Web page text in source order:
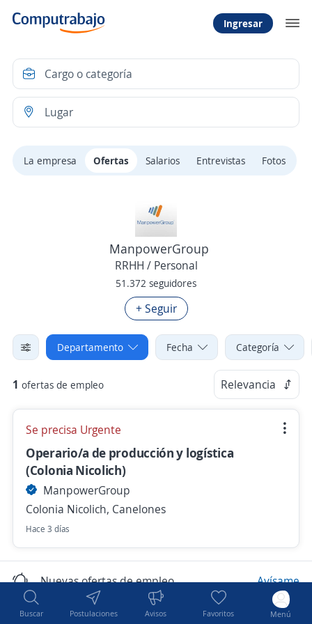
Ingresar
Buscar Postulaciones Avisos Favoritos Menú
La empresa Ofertas Salarios Entrevistas Fotos
ManpowerGroup
RRHH / Personal
51.372 seguidores
+ Seguir
Departamento Fecha Categoría
1 ofertas de empleo Relevancia
Se precisa Urgente
Operario/a de producción y logística
(Colonia Nicolich)
ManpowerGroup
Colonia Nicolich, Canelones
Hace 3 días
Nuevas ofertas de empleo Avísame